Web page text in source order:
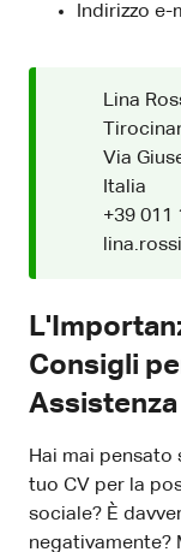
Indirizzo e-
Lina
Via
Italia
+39 011
Consigli
Hai mai pensato
tuo CV per la
sociale? È
negativamente?